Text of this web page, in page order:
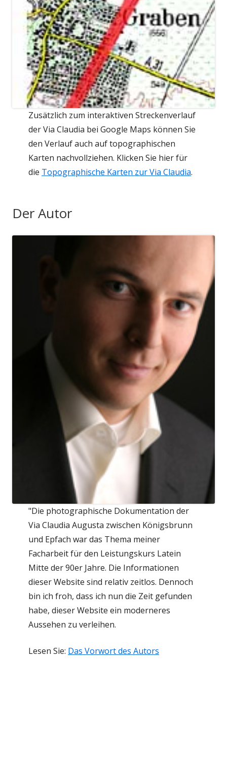
Zusätzlich zum interaktiven Streckenverlauf
der Via Claudia bei Google Maps können Sie
den Verlauf auch auf topographischen
Karten nachvollziehen. Klicken Sie hier für
die Topographische Karten zur Via Claudia.
Der Autor
"Die photographische Dokumentation der
Via Claudia Augusta zwischen Königsbrunn
und Epfach war das Thema meiner
Facharbeit für den Leistungskurs Latein
Mitte der 90er Jahre. Die Informationen
dieser Website sind relativ zeitlos. Dennoch
bin ich froh, dass ich nun die Zeit gefunden
habe, dieser Website ein moderneres
Aussehen zu verleihen.
Lesen Sie: Das Vorwort des Autors